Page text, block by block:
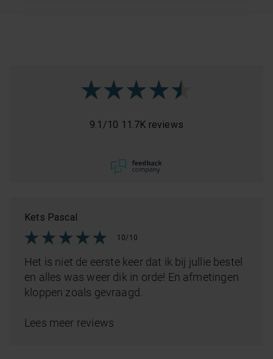
9.1 /10 11.7K reviews
Kets Pascal
10/10
Het is niet de eerste keer dat ik bij jullie bestel
en alles was weer dik in orde! En afmetingen
kloppen zoals gevraagd.
Lees meer reviews